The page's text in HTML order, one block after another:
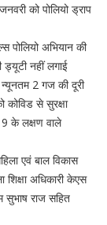
को पोलियो ड्राप
पोलियो अभियान की
ड्यूटी नहीं लगाई
2 गज की दूरी
से सुरक्षा
के लक्षण वाले
एवं बाल विकास
शिक्षा अधिकारी केएस
सुभाष राज सहित